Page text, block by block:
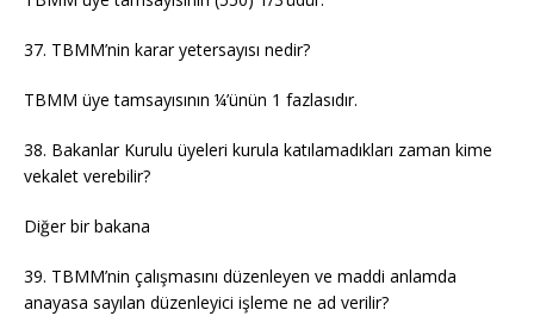
37. TBMM’nin karar yetersayısı nedir?
TBMM üye tamsayısının ¼’ünün 1 fazlasıdır.
38. Bakanlar Kurulu üyeleri kurula katılamadıkları zaman kime
vekalet verebilir?
Diğer bir bakana
39. TBMM’nin çalışmasını düzenleyen ve maddi anlamda
anayasa sayılan düzenleyici işleme ne ad verilir?